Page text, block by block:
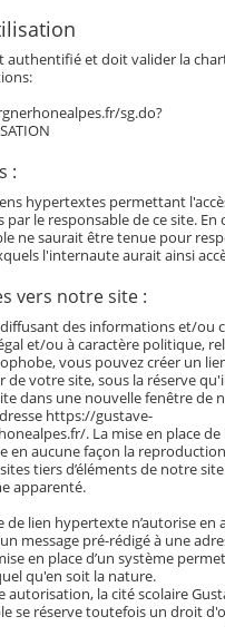
authentifié et doit valider la
sg.do?
:
hypertextes permettant
le responsable de ce site. En
ne saurait être tenue pour
l'internaute aurait ainsi
vers notre site :
des informations et/ou
et/ou à caractère politique,
vous pouvez créer un
votre site, sous la réserve
dans une nouvelle fenêtre de
https://gustave-
. La mise en place de
en aucune façon la
tiers d’éléments de notre
apparenté.
de lien hypertexte n’autorise en
message pré-rédigé à une
en place d’un système
qu'en soit la nature.
autorisation, la cité scolaire
se réserve toutefois un droit